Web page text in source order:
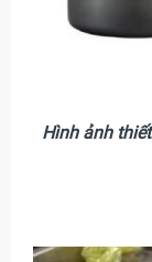
Hình ảnh